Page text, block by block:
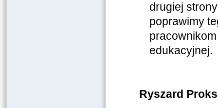
drugiej
poprawimy
edukacyjnej.
Ryszard